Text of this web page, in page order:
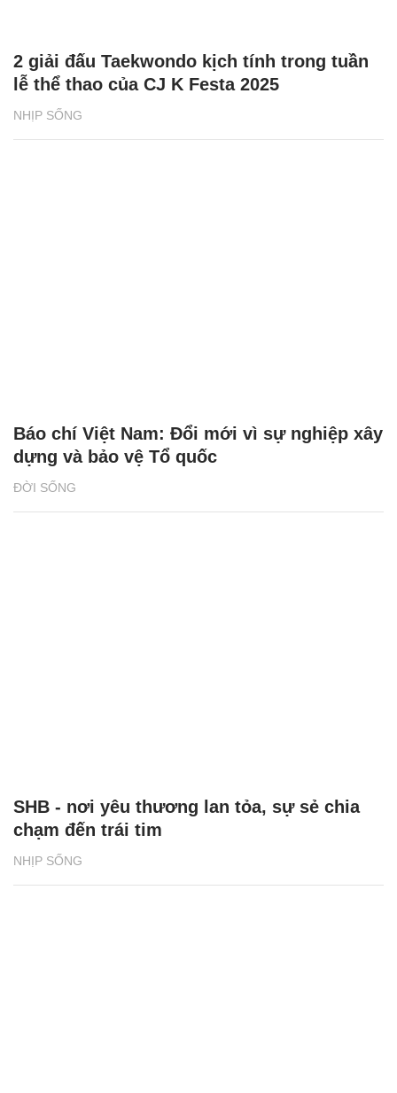
NHỊP SỐNG
2 giải đấu Taekwondo kịch tính trong tuần
lễ thể thao của CJ K Festa 2025
ĐỜI SỐNG
Báo chí Việt Nam: Đổi mới vì sự nghiệp xây
dựng và bảo vệ Tổ quốc
NHỊP SỐNG
SHB - nơi yêu thương lan tỏa, sự sẻ chia
chạm đến trái tim